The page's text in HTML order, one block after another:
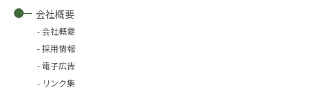
会社概要
会社概要
採用情報
電子広告
リンク集